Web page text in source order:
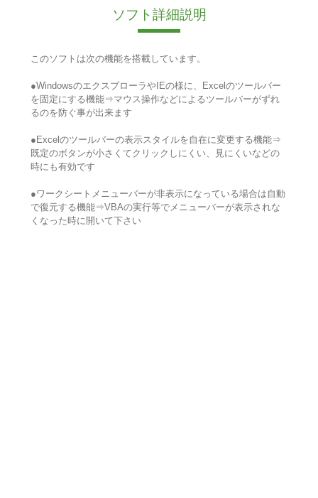
ソフト詳細説明
このソフトは次の機能を搭載しています。
●WindowsのエクスプローラやIEの様に、Excelのツールバー
を固定にする機能⇒マウス操作などによるツールバーがずれ
るのを防ぐ事が出来ます
●Excelのツールバーの表示スタイルを自在に変更する機能⇒
既定のボタンが小さくてクリックしにくい、見にくいなどの
時にも有効です
●ワークシートメニューバーが非表示になっている場合は自動
で復元する機能⇒VBAの実行等でメニューバーが表示されな
くなった時に開いて下さい